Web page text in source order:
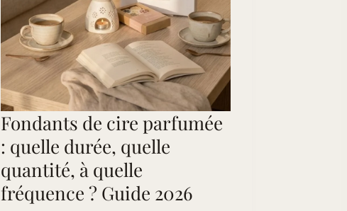
Fondants de cire parfumée
: quelle durée, quelle
quantité, à quelle
fréquence ? Guide 2026